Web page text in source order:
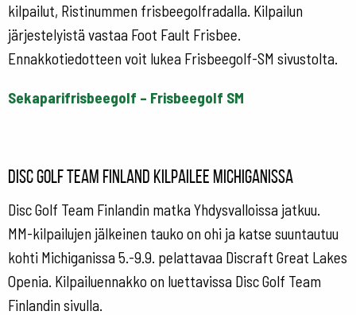
kilpailut, Ristinummen frisbeegolfradalla. Kilpailun
järjestelyistä vastaa Foot Fault Frisbee.
Ennakkotiedotteen voit lukea Frisbeegolf-SM sivustolta.
Sekaparifrisbeegolf – Frisbeegolf SM
Disc Golf Team Finland kilpailee Michiganissa
Disc Golf Team Finlandin matka Yhdysvalloissa jatkuu.
MM-kilpailujen jälkeinen tauko on ohi ja katse suuntautuu
kohti Michiganissa 5.-9.9. pelattavaa Discraft Great Lakes
Openia. Kilpailuennakko on luettavissa Disc Golf Team
Finlandin sivulla.